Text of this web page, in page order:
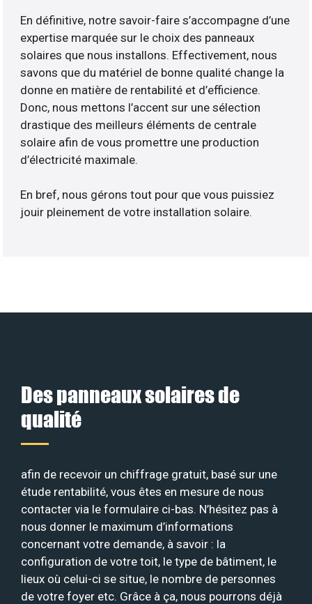
En définitive, notre savoir-faire s’accompagne d’une
expertise marquée sur le choix des panneaux
solaires que nous installons. Effectivement, nous
savons que du matériel de bonne qualité change la
donne en matière de rentabilité et d’efficience.
Donc, nous mettons l’accent sur une sélection
drastique des meilleurs éléments de centrale
solaire afin de vous promettre une production
d’électricité maximale.
En bref, nous gérons tout pour que vous puissiez
jouir pleinement de votre installation solaire.
Des panneaux solaires de
qualité
afin de recevoir un chiffrage gratuit, basé sur une
étude rentabilité, vous êtes en mesure de nous
contacter via le formulaire ci-bas. N’hésitez pas à
nous donner le maximum d’informations
concernant votre demande, à savoir : la
configuration de votre toit, le type de bâtiment, le
lieux où celui-ci se situe, le nombre de personnes
de votre foyer etc. Grâce à ça, nous pourrons déjà